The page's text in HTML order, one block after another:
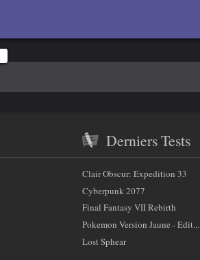
Derniers Tests
Clair Obscur: Expedition 33
Cyberpunk 2077
Final Fantasy VII Rebirth
Pokemon Version Jaune - Edit...
Lost Sphear